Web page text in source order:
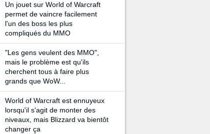
Un jouet sur World of Warcraft
permet de vaincre facilement
l'un des boss les plus
compliqués du MMO
"Les gens veulent des MMO",
mais le problème est qu'ils
cherchent tous à faire plus
grands que WoW...
World of Warcraft est ennuyeux
lorsqu'il s'agit de monter des
niveaux, mais Blizzard va bientôt
changer ça